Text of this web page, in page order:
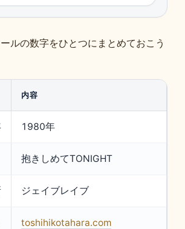
ルの数字をひとつにまとめておこう
内容
1980年
抱きしめてTONIGHT
ジェイブレイブ
toshihikotahara.com